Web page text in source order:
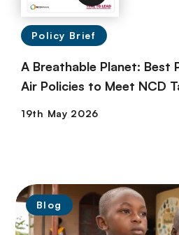
Policy Brief
A Breathable Planet: Best
Air Policies to Meet NCD
Blog